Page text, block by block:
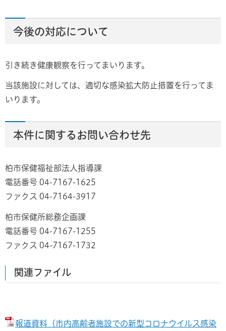
今後の対応について
引き続き健康観察を行ってまいります。
当該施設に対しては、適切な感染拡大防止措置を行ってま
いります。
本件に関するお問い合わせ先
柏市保健福祉部法人指導課
電話番号 04-7167-1625
ファクス 04-7164-3917
柏市保健所総務企画課
電話番号 04-7167-1255
ファクス 04-7167-1732
関連ファイル
報道資料（市内高齢者施設での新型コロナウイルス感染